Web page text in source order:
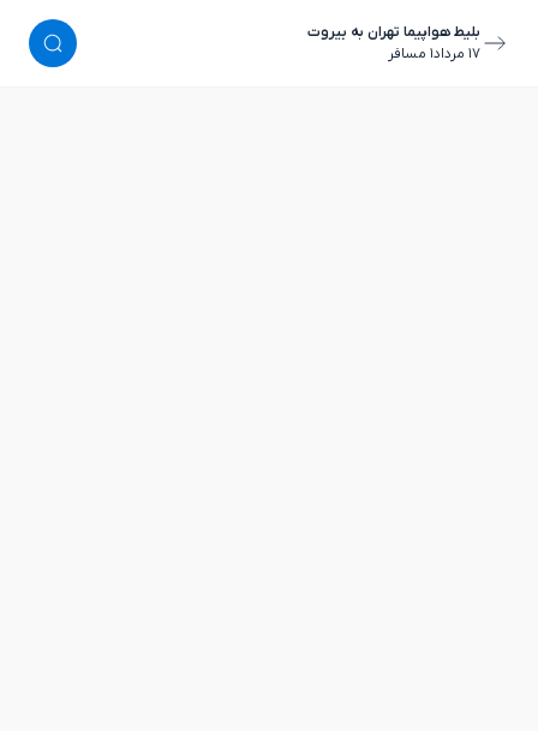
بلیط هواپیما تهران به بیروت
١٧ مرداد
١ مسافر